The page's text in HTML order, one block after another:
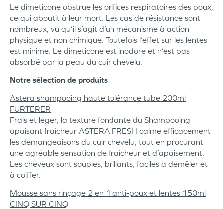
Le dimeticone obstrue les orifices respiratoires des poux,
ce qui aboutit à leur mort. Les cas de résistance sont
nombreux, vu qu’il s’agit d’un mécanisme à action
physique et non chimique. Toutefois l’effet sur les lentes
est minime. Le dimeticone est inodore et n’est pas
absorbé par la peau du cuir chevelu.
Notre sélection de produits
Astera shampooing haute tolérance tube 200ml
FURTERER
Frais et léger, la texture fondante du Shampooing
apaisant fraîcheur ASTERA FRESH calme efficacement
les démangeaisons du cuir chevelu, tout en procurant
une agréable sensation de fraîcheur et d’apaisement.
Les cheveux sont souples, brillants, faciles à démêler et
à coiffer.
Mousse sans rinçage 2 en 1 anti-poux et lentes 150ml
CINQ SUR CINQ